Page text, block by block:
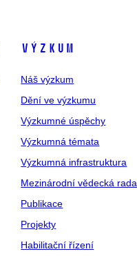
Výzkum
Náš výzkum
Dění ve výzkumu
Výzkumné úspěchy
Výzkumná témata
Výzkumná infrastruktura
Mezinárodní vědecká rada
Publikace
Projekty
Habilitační řízení